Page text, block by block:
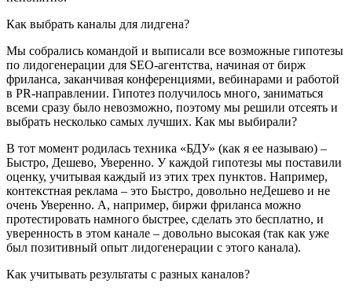
Как выбрать каналы для лидгена?
Мы собрались командой и выписали все возможные гипотезы
по лидогенерации для SEO-агентства, начиная от бирж
фриланса, заканчивая конференциями, вебинарами и работой
в PR-направлении. Гипотез получилось много, заниматься
всеми сразу было невозможно, поэтому мы решили отсеять и
выбрать несколько самых лучших. Как мы выбирали?
В тот момент родилась техника «БДУ» (как я ее называю) –
Быстро, Дешево, Уверенно. У каждой гипотезы мы поставили
оценку, учитывая каждый из этих трех пунктов. Например,
контекстная реклама – это Быстро, довольно неДешево и не
очень Уверенно. А, например, биржи фриланса можно
протестировать намного быстрее, сделать это бесплатно, и
уверенность в этом канале – довольно высокая (так как уже
был позитивный опыт лидогенерации с этого канала).
Как учитывать результаты с разных каналов?